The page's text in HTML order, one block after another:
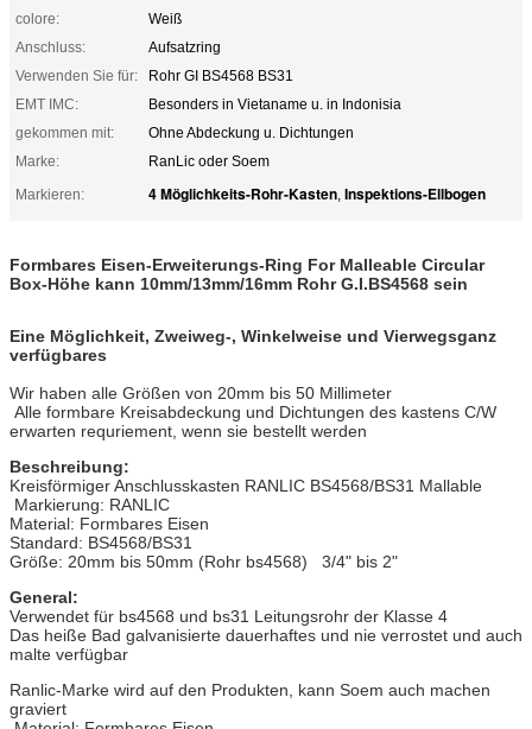
colore:
Weiß
Anschluss:
Aufsatzring
Verwenden Sie für:
Rohr GI BS4568 BS31
EMT IMC:
Besonders in Vietaname u. in Indonisia
gekommen mit:
Ohne Abdeckung u. Dichtungen
Marke:
RanLic oder Soem
Markieren:
4 Möglichkeits-Rohr-Kasten, Inspektions-Ellbogen
Formbares Eisen-Erweiterungs-Ring For Malleable Circular
Box-Höhe kann 10mm/13mm/16mm Rohr G.I.BS4568 sein
Eine Möglichkeit, Zweiweg-, Winkelweise und Vierwegsganz
verfügbares
Wir haben alle Größen von 20mm bis 50 Millimeter
Alle formbare Kreisabdeckung und Dichtungen des kastens C/W
erwarten requriement, wenn sie bestellt werden
Beschreibung:
Kreisförmiger Anschlusskasten RANLIC BS4568/BS31 Mallable
Markierung: RANLIC
Material: Formbares Eisen
Standard: BS4568/BS31
Größe: 20mm bis 50mm (Rohr bs4568) 3/4" bis 2"
General:
Verwendet für bs4568 und bs31 Leitungsrohr der Klasse 4
Das heiße Bad galvanisierte dauerhaftes und nie verrostet und auch
malte verfügbar
Ranlic-Marke wird auf den Produkten, kann Soem auch machen
graviert